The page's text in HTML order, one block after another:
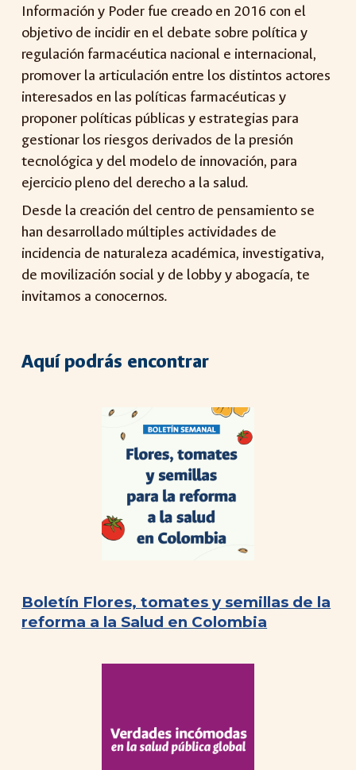
Información y Poder fue creado en 2016 con el
objetivo de incidir en el debate sobre política y
regulación farmacéutica nacional e internacional,
promover la articulación entre los distintos actores
interesados en las políticas farmacéuticas y
proponer políticas públicas y estrategias para
gestionar los riesgos derivados de la presión
tecnológica y del modelo de innovación, para
ejercicio pleno del derecho a la salud.
Desde la creación del centro de pensamiento se
han desarrollado múltiples actividades de
incidencia de naturaleza académica, investigativa,
de movilización social y de lobby y abogacía, te
invitamos a conocernos.
Aquí podrás encontrar
Boletín Flores, tomates y semillas de la
reforma a la Salud en Colombia